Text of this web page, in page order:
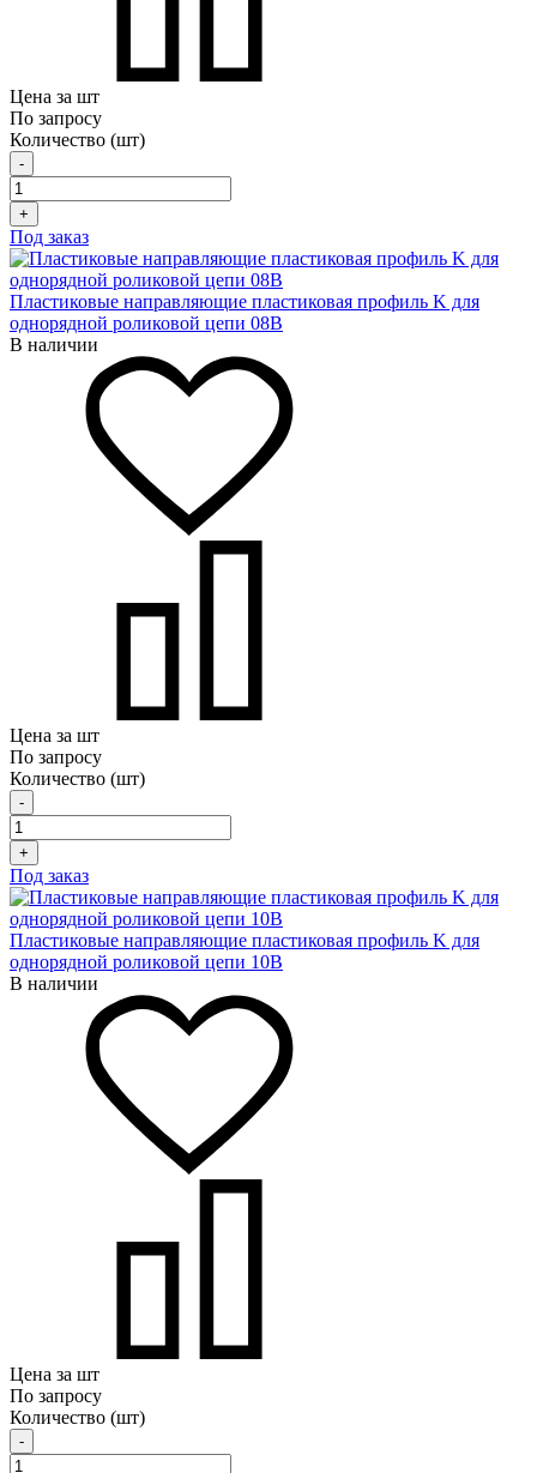
Цена за шт
По запросу
Количество (шт)
-
+
Под заказ
Пластиковые направляющие пластиковая профиль K для
однорядной роликовой цепи 08B
В наличии
Цена за шт
По запросу
Количество (шт)
-
+
Под заказ
Пластиковые направляющие пластиковая профиль K для
однорядной роликовой цепи 10B
В наличии
Цена за шт
По запросу
Количество (шт)
-